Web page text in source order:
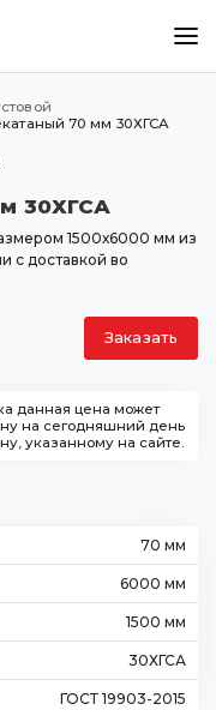
70 мм 30ХГСА
30ХГСА
1500х6000 мм из
с доставкой во
Заказать
данная цена может
на сегодняшний день
указанному на сайте.
70 мм
6000 мм
1500 мм
30ХГСА
ГОСТ 19903-2015